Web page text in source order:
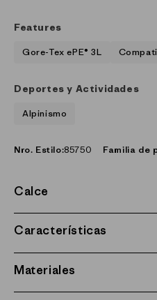
Features
Gore-Tex ePE® 3L
Deportes y Actividades
Alpinismo
Nro. Estilo:85750 Familia de
Calce
Características
Materiales